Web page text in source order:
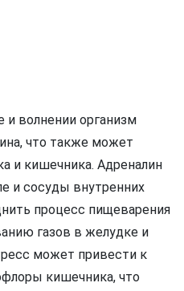
и волнении организм
что также может
и кишечника. Адреналин
и сосуды внутренних
процесс пищеварения
газов в желудке и
может привести к
кишечника, что